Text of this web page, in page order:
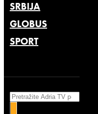
SRBIJA
GLOBUS
SPORT